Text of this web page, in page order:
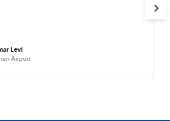
Levi
Airport